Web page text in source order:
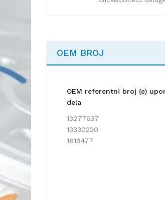
OEM BROJ
OEM referentni broj (e)
dela
13277637
13330220
1618477